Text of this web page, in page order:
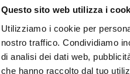
Questo sito web utilizza i
Utilizziamo i cookie per
nostro traffico. Condividiamo
di analisi dei dati web,
che hanno raccolto dal tuo
"che
E poi inizia